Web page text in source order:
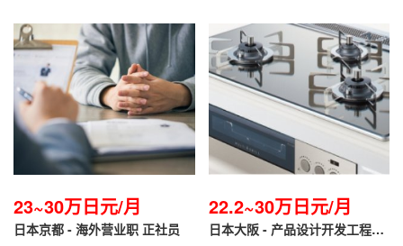
23~30万日元/月
日本京都 - 海外营业职 正社员
22.2~30万日元/月
日本大阪 - 产品设计开发工程师